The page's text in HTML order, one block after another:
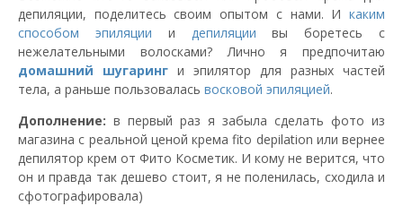
депиляции, поделитесь своим опытом с нами. И каким
способом эпиляции и депиляции вы боретесь с
нежелательными волосками? Лично я предпочитаю
домашний
шугаринг и эпилятор для разных частей
тела, а раньше пользовалась восковой эпиляцией.
Дополнение: в первый раз я забыла сделать фото из
магазина с реальной ценой крема fito depilation или вернее
депилятор крем от Фито Косметик. И кому не верится, что
он и правда так дешево стоит, я не поленилась, сходила и
сфотографировала)